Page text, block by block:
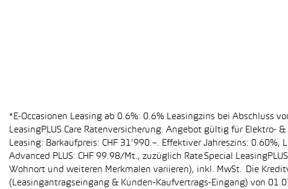
*E-Occasionen Leasing ab 0.6%: 0.6% Leasingzins bei Abschluss
LeasingPLUS Care Ratenversicherung. Angebot gültig für Elektro-
Leasing: Barkaufpreis: CHF 31’990.–. Effektiver Jahreszins:
Advanced PLUS: CHF 99.98/Mt., zuzüglich Rate Special
Wohnort und weiteren Merkmalen variieren), inkl. MwSt. Die
(Leasingantragseingang & Kunden-Kaufvertrags-Eingang) von